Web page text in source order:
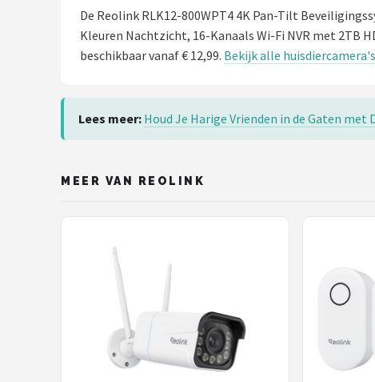
De Reolink RLK12-800WPT4 4K Pan-Tilt
Kleuren Nachtzicht, 16-Kanaals Wi-Fi NVR met 2TB
beschikbaar vanaf € 12,99. Bekijk alle huisdiercamera's
Lees meer: Houd Je Harige Vrienden in de Gaten met
MEER VAN REOLINK